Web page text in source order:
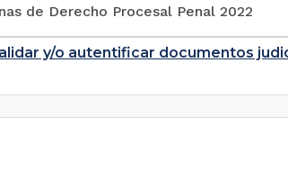
de Derecho Procesal Penal 2022
y/o autentificar documentos